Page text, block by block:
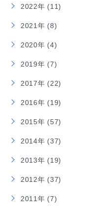
2022年 (11)
2021年 (8)
2020年 (4)
2019年 (7)
2017年 (22)
2016年 (19)
2015年 (57)
2014年 (37)
2013年 (19)
2012年 (37)
2011年 (7)